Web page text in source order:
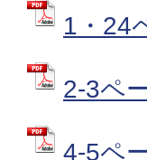
1・24
2-3ペ
4-5ペ